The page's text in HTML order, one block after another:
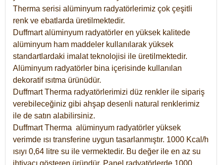
Therma serisi alüminyum radyatörlerimiz çok çeşitli
renk ve ebatlarda üretilmektedir.
Duffmart alüminyum radyatörler en yüksek kalitede
alüminyum ham maddeler kullanılarak yüksek
standartlardaki imalat teknolojisi ile üretilmektedir.
Alüminyum radyatörler bina içerisinde kullanılan
dekoratif ısıtma ürünüdür.
Duffmart Therma radyatörlerimizi düz renkler ile sipariş
verebileceğiniz gibi ahşap desenli natural renklerimiz
ile de satın alabilirsiniz.
Duffmart Therma alüminyum radyatörler yüksek
verimde ısı transferine uygun tasarlanmıştır. 1000 Kcal/h
ısıyı 0,64 litre su ile vermektedir. Bu değer ile en az su
ihtiyacı gösteren üründür. Panel radyatörlerde 1000